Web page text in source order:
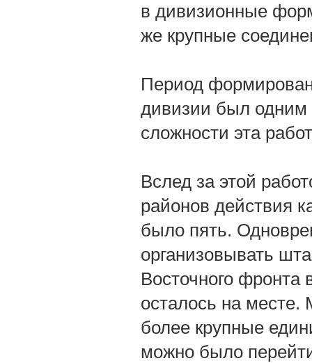
в дивизионные
же крупные
Период
дивизии был одним
сложности эта
Вслед за этой
районов действия
было пять.
организовывать
Восточного фронта
осталось на
более крупные
можно было